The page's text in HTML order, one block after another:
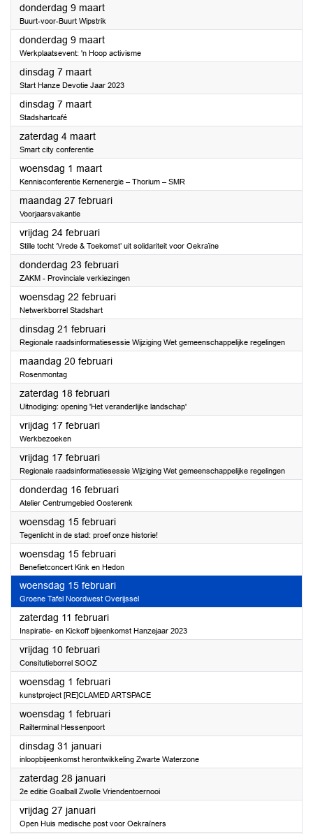
donderdag 9 maart2023
Buurt-voor-Buurt Wipstrik
donderdag 9 maart2023
Werkplaatsevent: 'n Hoop activisme
dinsdag 7 maart2023
Start Hanze Devotie Jaar 2023
dinsdag 7 maart2023
Stadshartcafé
zaterdag 4 maart2023
Smart city conferentie
woensdag 1 maart2023
Kennisconferentie Kernenergie – Thorium – SMR
maandag 27 februari2023
Voorjaarsvakantie
vrijdag 24 februari2023
Stille tocht ‘Vrede & Toekomst’ uit solidariteit voor Oekraïne
donderdag 23 februari2023
ZAKM - Provinciale verkiezingen
woensdag 22 februari2023
Netwerkborrel Stadshart
dinsdag 21 februari2023
Regionale raadsinformatiesessie Wijziging Wet gemeenschappelijke regelingen
maandag 20 februari2023
Rosenmontag
zaterdag 18 februari2023
Uitnodiging: opening 'Het veranderlijke landschap'
vrijdag 17 februari2023
Werkbezoeken
vrijdag 17 februari2023
Regionale raadsinformatiesessie Wijziging Wet gemeenschappelijke regelingen
donderdag 16 februari2023
Atelier Centrumgebied Oosterenk
woensdag 15 februari2023
Tegenlicht in de stad: proef onze historie!
woensdag 15 februari2023
Benefietconcert Kink en Hedon
woensdag 15 februari2023
Groene Tafel Noordwest Overijssel
zaterdag 11 februari2023
Inspiratie- en Kickoff bijeenkomst Hanzejaar 2023
vrijdag 10 februari2023
Consitutieborrel SOOZ
woensdag 1 februari2023
kunstproject [RE]CLAMED ARTSPACE
woensdag 1 februari2023
Railterminal Hessenpoort
dinsdag 31 januari2023
inloopbijeenkomst herontwikkeling Zwarte Waterzone
zaterdag 28 januari2023
2e editie Goalball Zwolle Vriendentoernooi
vrijdag 27 januari2023
Open Huis medische post voor Oekraïners